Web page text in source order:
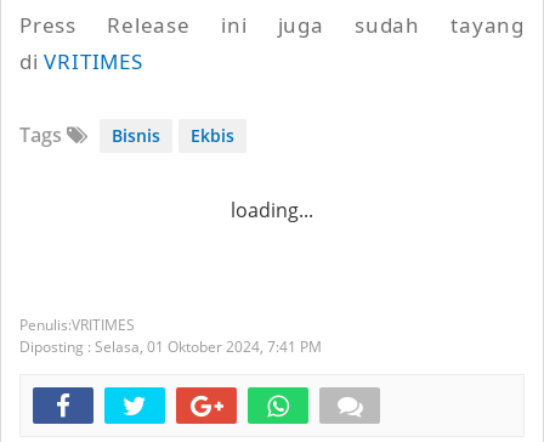
Press Release ini juga sudah tayang
diVRITIMES
Tags Bisnis Ekbis
loading...
VRITIMES
Diposting : Selasa, 01 Oktober 2024, 7:41 PM